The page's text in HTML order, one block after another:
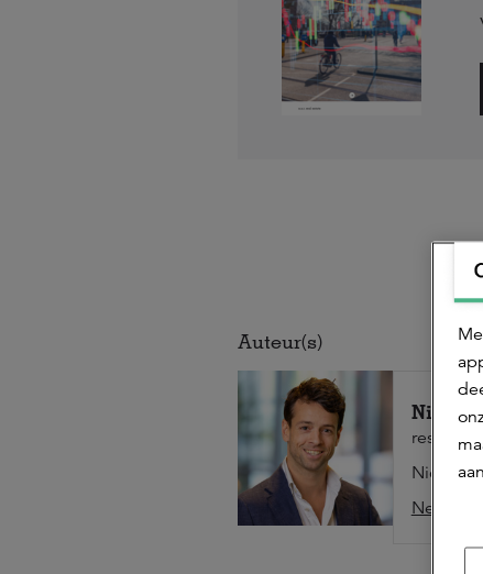
Auteur(s)
Nick
Nick is
Neem